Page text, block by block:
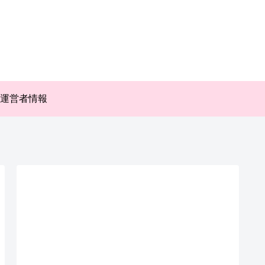
運営者情報